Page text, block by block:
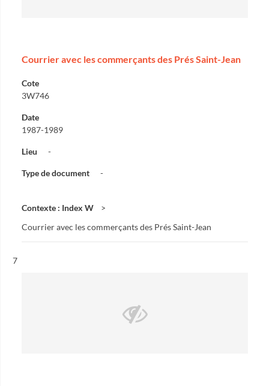
Courrier avec les commerçants des Prés Saint-Jean
Cote
3W746
Date
1987-1989
Lieu -
Type de document -
Contexte : Index W
Courrier avec les commerçants des Prés Saint-Jean
Résultat n°
7